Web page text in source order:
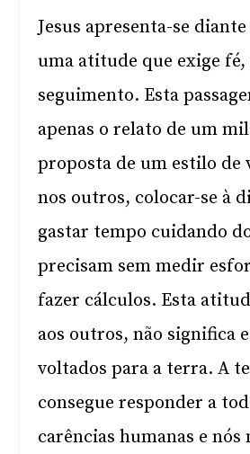
Jesus apresenta-se
uma atitude que exige fé,
seguimento. Esta
apenas o relato de um
proposta de um estilo de
nos outros, colocar-se à
gastar tempo cuidando
precisam sem medir
fazer cálculos. Esta
aos outros, não significa
voltados para a terra. A
consegue responder a
carências humanas e nós